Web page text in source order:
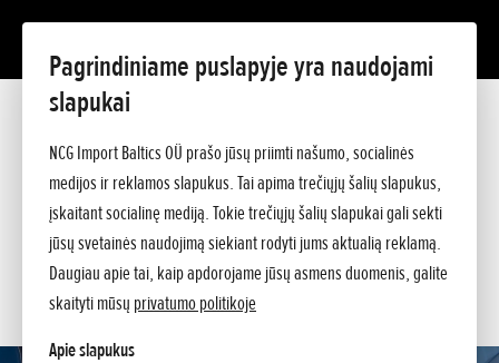
Pagrindiniame puslapyje yra naudojami
slapukai
NCG Import Baltics OÜ prašo jūsų priimti našumo, socialinės
medijos ir reklamos slapukus. Tai apima trečiųjų šalių slapukus,
įskaitant socialinę mediją. Tokie trečiųjų šalių slapukai gali sekti
jūsų svetainės naudojimą siekiant rodyti jums aktualią reklamą.
Daugiau apie tai, kaip apdorojame jūsų asmens duomenis, galite
skaityti mūsų privatumo politikoje
Apie slapukus
CBR1000RR-R FIREBLADE
Prezentacija
Techniniai duomenys
Argumentai
Klauskite papildomos informacijos
PASIŪLYMAS
SERVISAS
KONTAKTAI